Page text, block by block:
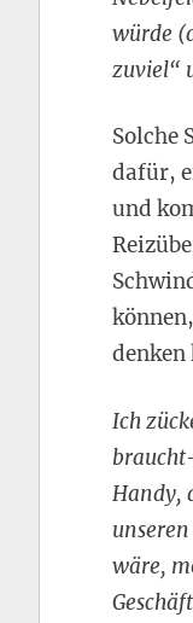
würde
zuviel“
Solche
dafür,
und
denken
Ich
Handy,
wäre,